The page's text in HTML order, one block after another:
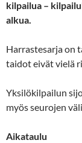
kilpailua –
alkua.
Harrastesarja on
taidot eivät vielä
Yksilökilpailun
myös seurojen
Aikataulu